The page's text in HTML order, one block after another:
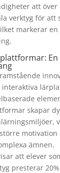
att över
verktyg för att
markerar
interaktiva
skapar
motivation
ämnen.
att elever
presterar